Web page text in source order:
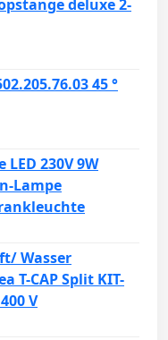
deluxe 2-
45 °
230V 9W
Lampe
Wasser
T-CAP Split KIT-
V